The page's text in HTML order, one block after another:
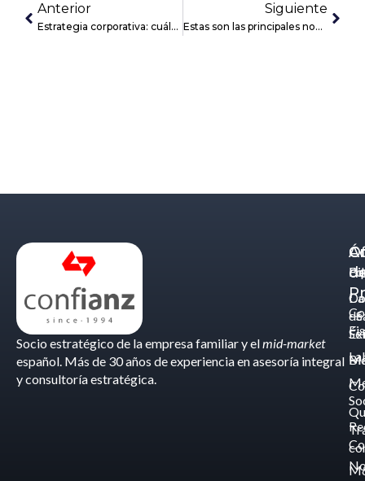
Anterior
Estrategia corporativa: cuáles son las más comunes
Siguiente
Estas son las principales novedades fiscales para las empresas en 2022
Socio estratégico de la empresa familiar y elmid-market
español. Más de 30 años de experiencia en asesoría integral
y consultoría estratégica.
de
-